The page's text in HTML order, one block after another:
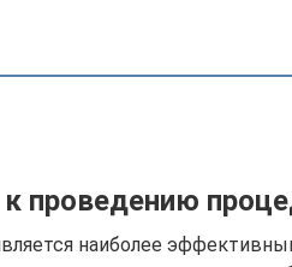
к проведению
наиболее